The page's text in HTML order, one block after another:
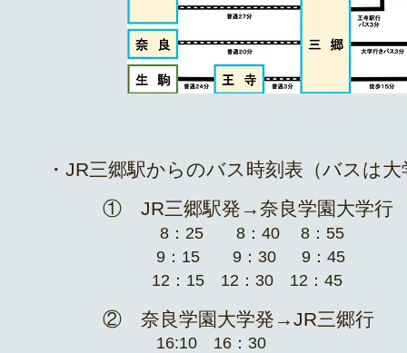
・JR三郷駅からのバス時刻表（バスは
① JR三郷駅発→奈良学園大学行
8：25 8：40 8：55
9：15 9：30 9：45
12：15 12：30 12：45
② 奈良学園大学発→JR三郷行
​16:10 16：30